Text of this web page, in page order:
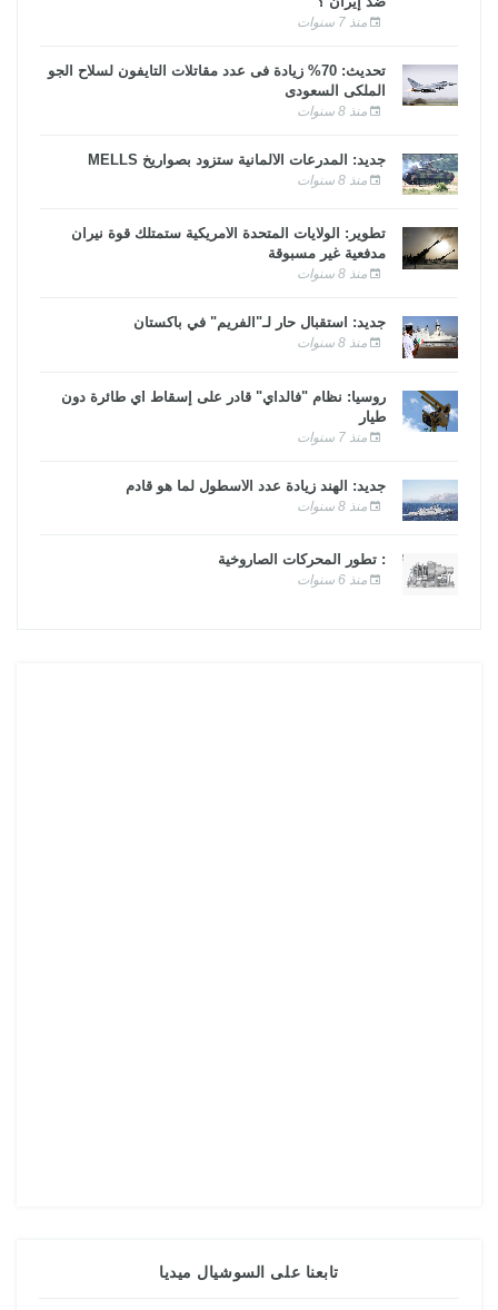
منذ 7 سنوات
تحديث: 70% زيادة فى عدد مقاتلات التايفون لسلاح الجو
الملكى السعودى
منذ 8 سنوات
جديد: المدرعات الألمانية ستزود بصواريخ MELLS
منذ 8 سنوات
تطوير: الولايات المتحدة الأمريكية ستمتلك قوة نيران
مدفعية غير مسبوقة
منذ 8 سنوات
جديد: استقبال حار لـ"الفريم" في باكستان
منذ 8 سنوات
روسيا: نظام "فالداي" قادر على إسقاط أي طائرة دون
طيار
منذ 7 سنوات
جديد: الهند زيادة عدد الأسطول لما هو قادم
منذ 8 سنوات
: تطور المحركات الصاروخية
منذ 6 سنوات
تابعنا على السوشيال ميديا